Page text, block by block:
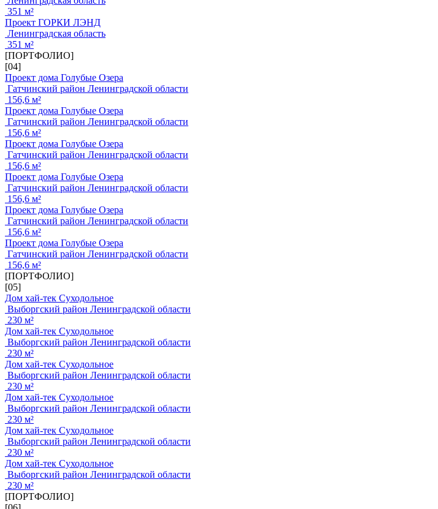
351 м²
Проект ГОРКИ ЛЭНД
Ленинградская область
351 м²
[ПОРТФОЛИО]
[04]
Проект дома Голубые Озера
Гатчинский район Ленинградской области
156,6 м²
Проект дома Голубые Озера
Гатчинский район Ленинградской области
156,6 м²
Проект дома Голубые Озера
Гатчинский район Ленинградской области
156,6 м²
Проект дома Голубые Озера
Гатчинский район Ленинградской области
156,6 м²
Проект дома Голубые Озера
Гатчинский район Ленинградской области
156,6 м²
Проект дома Голубые Озера
Гатчинский район Ленинградской области
156,6 м²
[ПОРТФОЛИО]
[05]
Дом хай-тек Суходольное
Выборгский район Ленинградской области
230 м²
Дом хай-тек Суходольное
Выборгский район Ленинградской области
230 м²
Дом хай-тек Суходольное
Выборгский район Ленинградской области
230 м²
Дом хай-тек Суходольное
Выборгский район Ленинградской области
230 м²
Дом хай-тек Суходольное
Выборгский район Ленинградской области
230 м²
Дом хай-тек Суходольное
Выборгский район Ленинградской области
230 м²
[ПОРТФОЛИО]